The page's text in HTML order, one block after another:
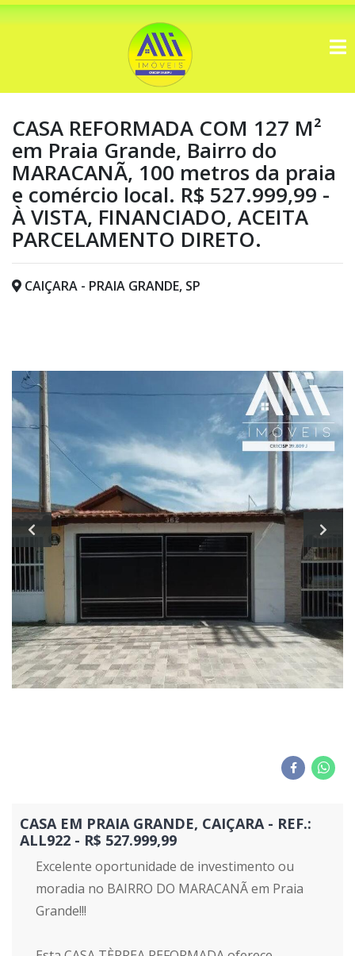
CASA REFORMADA COM 127 M²
em Praia Grande, Bairro do
MARACANÃ, 100 metros da praia
e comércio local. R$ 527.999,99 -
À VISTA, FINANCIADO, ACEITA
PARCELAMENTO DIRETO.
CAIÇARA - PRAIA GRANDE, SP
CASA EM PRAIA GRANDE, CAIÇARA - REF.:
ALL922 - R$ 527.999,99
Excelente oportunidade de investimento ou
moradia no BAIRRO DO MARACANÃ em Praia
Grande!!!